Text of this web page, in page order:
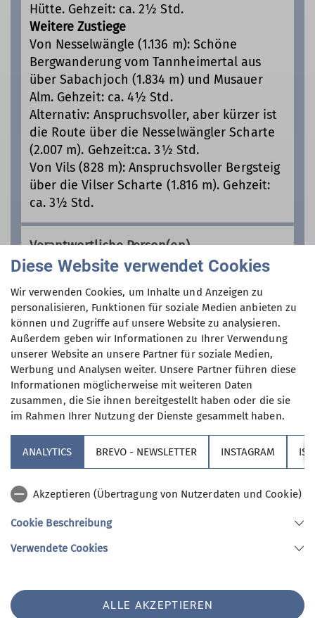
Hütte. Gehzeit: ca. 2½ Std.
Weitere Zustiege
Von Nesselwängle (1.136 m): Schöne
Bergwanderung vom Tannheimertal aus
über Sabachjoch (1.834 m) und Musauer
Alm. Gehzeit: ca. 4½ Std.
Alternativ: Anspruchsvoller, aber kürzer ist
die Route über die Nesselwängler Scharte
(2.007 m). Gehzeit:ca. 3½ Std.
Von Vils (828 m): Anspruchsvoller Bergsteig
über die Vilser Scharte (1.816 m). Gehzeit:
ca. 3½ Std.
Verantwortliche Person(en)
Sektion
Service
Sektion Augsburg des Deutschen Alpenvereins e.V.
Telefon +49821516780
Diese Website verwendet Cookies
Wir verwenden Cookies, um Inhalte und Anzeigen zu
personalisieren, Funktionen für soziale Medien anbieten zu
können und Zugriffe auf unsere Website zu analysieren.
Außerdem geben wir Informationen zu Ihrer Verwendung
unserer Website an unsere Partner für soziale Medien,
Werbung und Analysen weiter. Unsere Partner führen diese
Informationen möglicherweise mit weiteren Daten
zusammen, die Sie ihnen bereitgestellt haben oder die sie
im Rahmen Ihrer Nutzung der Dienste gesammelt haben.
ANALYTICS BREVO - NEWSLETTER INSTAGRAM
Akzeptieren (Übertragung von Nutzerdaten und Cookie)
Cookie Beschreibung
Verwendete Cookies
ALLE AKZEPTIEREN